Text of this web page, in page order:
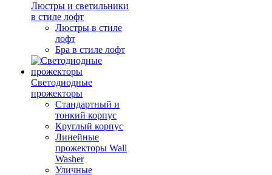
Люстры и светильники
в стиле лофт
Люстры в стиле
лофт
Бра в стиле лофт
Светодиодные
прожекторы
Стандартный и
тонкий корпус
Круглый корпус
Линейные
прожекторы Wall
Washer
Уличные